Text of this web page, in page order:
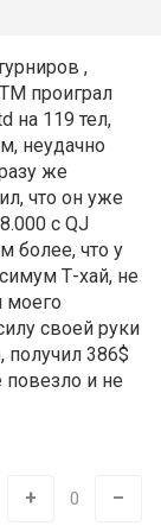
,
проиграл
на 119 тел,
неудачно
же
что он уже
с QJ
более, что у
Т-хай, не
моего
своей руки
получил 386$
повезло и не
+ 0 –